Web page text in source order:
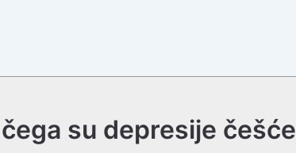
su depresije